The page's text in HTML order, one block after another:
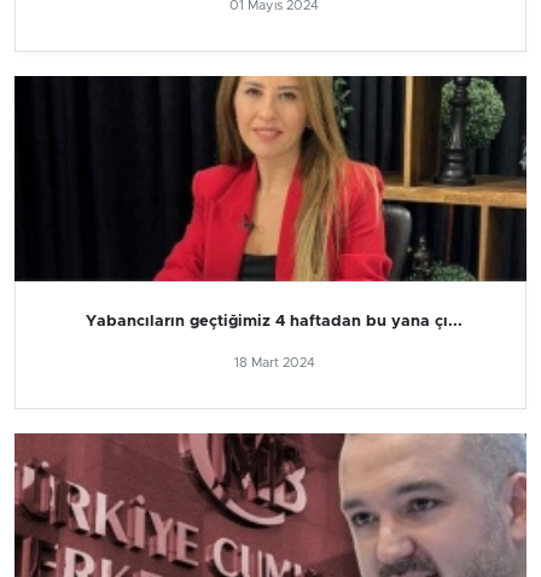
01 Mayıs 2024
Yabancıların geçtiğimiz 4 haftadan bu yana çı...
18 Mart 2024